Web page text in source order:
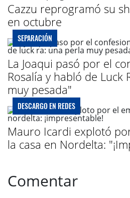
Cazzu reprogramó su
en octubre
SEPARACIÓN
La Joaqui pasó por el
Rosalía y habló de Luck
muy pesada"
DESCARGO EN REDES
Mauro Icardi explotó
la casa en Nordelta:
Comentar